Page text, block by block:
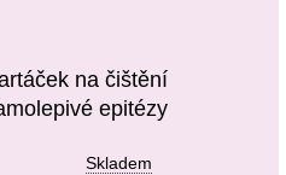
na čištění
epitézy
Skladem